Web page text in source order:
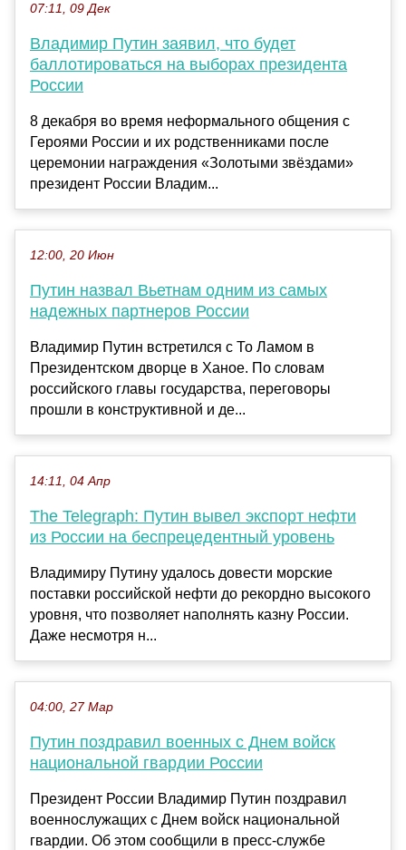
07:11, 09 Дек
Владимир Путин заявил, что будет
баллотироваться на выборах президента
России
8 декабря во время неформального общения с
Героями России и их родственниками после
церемонии награждения «Золотыми звёздами»
президент России Владим...
12:00, 20 Июн
Путин назвал Вьетнам одним из самых
надежных партнеров России
Владимир Путин встретился с То Ламом в
Президентском дворце в Ханое. По словам
российского главы государства, переговоры
прошли в конструктивной и де...
14:11, 04 Апр
The Telegraph: Путин вывел экспорт нефти
из России на беспрецедентный уровень
Владимиру Путину удалось довести морские
поставки российской нефти до рекордно высокого
уровня, что позволяет наполнять казну России.
Даже несмотря н...
04:00, 27 Мар
Путин поздравил военных с Днем войск
национальной гвардии России
Президент России Владимир Путин поздравил
военнослужащих с Днем войск национальной
гвардии. Об этом сообщили в пресс-службе